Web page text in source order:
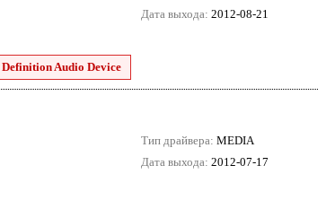
Дата выхода: 2012-08-21
Audio Device
Тип драйвера: MEDIA
Дата выхода: 2012-07-17